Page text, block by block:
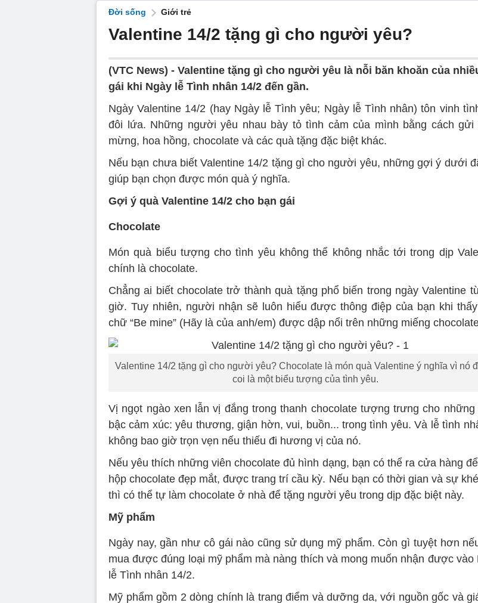
Đời sống Giới trẻ
Valentine 14/2 tặng gì cho người yêu?
(VTC News) - Valentine tặng gì cho người yêu là nỗi băn khoăn của
gái khi Ngày lễ Tình nhân 14/2 đến gần.
Ngày Valentine 14/2 (hay Ngày lễ Tình yêu; Ngày lễ Tình nhân) tôn vinh
đôi lứa. Những người yêu nhau bày tỏ tình cảm của mình bằng cách gửi
mừng, hoa hồng, chocolate và các quà tặng đặc biệt khác.
Nếu bạn chưa biết Valentine 14/2 tặng gì cho người yêu, những gợi ý dưới
giúp bạn chọn được món quà ý nghĩa.
Gợi ý quà Valentine 14/2 cho bạn gái
Chocolate
Món quà biểu tượng cho tình yêu không thể không nhắc tới trong dịp
chính là chocolate.
Chẳng ai biết chocolate trở thành quà tặng phổ biến trong ngày Valentine
giờ. Tuy nhiên, người nhận sẽ luôn hiểu được thông điệp của bạn khi
chữ “Be mine” (Hãy là của anh/em) được dập nổi trên những miếng
Valentine 14/2 tặng gì cho người yêu? Chocolate là món quà Valentine ý nghĩa vì nó
coi là một biểu tượng của tình yêu.
Vị ngọt ngào xen lẫn vị đắng trong thanh chocolate tượng trưng cho những
bậc cảm xúc: yêu thương, giận hờn, vui, buồn... trong tình yêu. Và lễ tình
không bao giờ trọn vẹn nếu thiếu đi hương vị của nó.
Nếu yêu thích những viên chocolate đủ hình dạng, bạn có thể ra cửa hàng
hộp chocolate đẹp mắt, được trang trí cầu kỳ. Nếu bạn có thời gian và sự
thì có thể tự làm chocolate ở nhà để tặng người yêu trong dịp đặc biệt này.
Mỹ phẩm
Ngày nay, gần như cô gái nào cũng sử dụng mỹ phẩm. Còn gì tuyệt hơn
mua được đúng loại mỹ phẩm mà nàng thích và mong muốn nhận được vào
lễ Tình nhân 14/2.
Mỹ phẩm gồm 2 dòng chính là trang điểm và dưỡng da, với nguồn gốc và